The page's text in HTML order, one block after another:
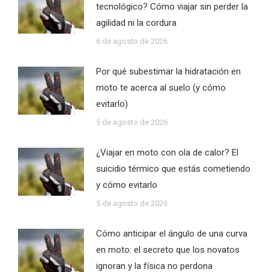
tecnológico? Cómo viajar sin perder la
agilidad ni la cordura
6 de agosto de 2026
Por qué subestimar la hidratación en
moto te acerca al suelo (y cómo
evitarlo)
5 de agosto de 2026
¿Viajar en moto con ola de calor? El
suicidio térmico que estás cometiendo
y cómo evitarlo
5 de agosto de 2026
Cómo anticipar el ángulo de una curva
en moto: el secreto que los novatos
ignoran y la física no perdona